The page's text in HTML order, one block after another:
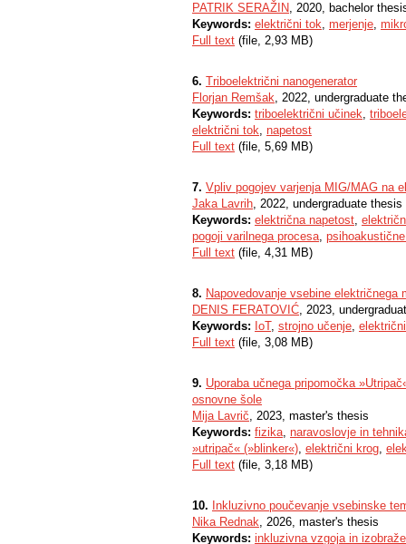
PATRIK SERAŽIN, 2020, bachelor
Keywords: električni tok, merjenje,
Full text (file, 2,93 MB)
6. Triboelektrični nanogenerator
Florjan Remšak, 2022, undergraduate
Keywords: triboelektrični učinek,
električni tok, napetost
Full text (file, 5,69 MB)
7. Vpliv pogojev varjenja MIG/MAG na
Jaka Lavrih, 2022, undergraduate thesis
Keywords: električna napetost,
pogoji varilnega procesa,
Full text (file, 4,31 MB)
8. Napovedovanje vsebine električnega
DENIS FERATOVIĆ, 2023,
Keywords: IoT, strojno učenje,
Full text (file, 3,08 MB)
9. Uporaba učnega pripomočka
osnovne šole
Mija Lavrič, 2023, master's thesis
Keywords: fizika, naravoslovje in
»utripač« (»blinker«), električni krog,
Full text (file, 3,18 MB)
10. Inkluzivno poučevanje vsebinske
Nika Rednak, 2026, master's thesis
Keywords: inkluzivna vzgoja in